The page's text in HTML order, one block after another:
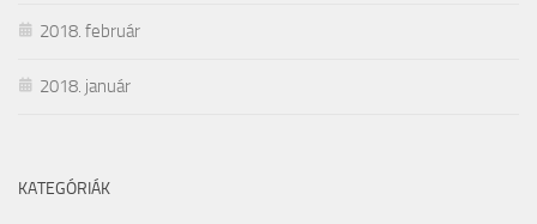
2018. február
2018. január
KATEGÓRIÁK